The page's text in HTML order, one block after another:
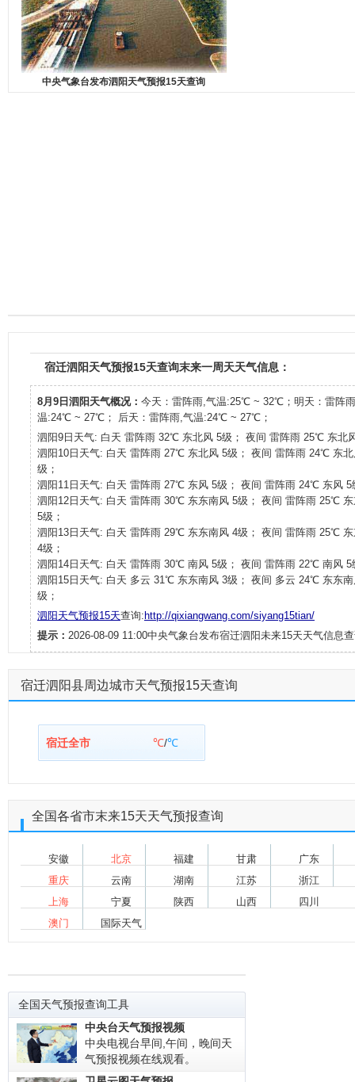
中央气象台发布泗阳天气预报15天查询
宿迁泗阳天气预报15天查询末来一周天天气信息：
8月9日泗阳天气概况： 今天：雷阵雨,气温:25℃ ~ 32℃；明天：雷阵
温:24℃ ~ 27℃； 后天：雷阵雨,气温:24℃ ~ 27℃；
泗阳9日天气: 白天 雷阵雨 32℃ 东北风 5级； 夜间 雷阵雨 25℃ 东北
泗阳10日天气: 白天 雷阵雨 27℃ 东北风 5级； 夜间 雷阵雨 24℃ 东
级；
泗阳11日天气: 白天 雷阵雨 27℃ 东风 5级； 夜间 雷阵雨 24℃ 东风 5
泗阳12日天气: 白天 雷阵雨 30℃ 东东南风 5级； 夜间 雷阵雨 25℃ 东
5级；
泗阳13日天气: 白天 雷阵雨 29℃ 东东南风 4级； 夜间 雷阵雨 25℃ 东
4级；
泗阳14日天气: 白天 雷阵雨 30℃ 南风 5级； 夜间 雷阵雨 22℃ 南风 5
泗阳15日天气: 白天 多云 31℃ 东东南风 3级； 夜间 多云 24℃ 东东
级；
泗阳天气预报15天查询: http://qixiangwang.com/siyang15tian/
提示： 2026-08-09 11:00中央气象台发布宿迁泗阳未来15天天气信息
宿迁泗阳县周边城市天气预报15天查询
宿迁全市 ℃/℃
全国各省市末来15天天气预报查询
安徽 北京 福建 甘肃
广东
重庆
云南 湖南 江苏
浙江
上海
宁夏 陕西 山西
四川
澳门
国际天气
全国天气预报查询工具
中央台天气预报视频
中央电视台早间,午间，晚间天
气预报视频在线观看。